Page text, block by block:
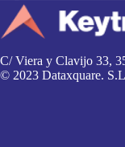
C/ Viera y Clavijo 33,
© 2023 Dataxquare.